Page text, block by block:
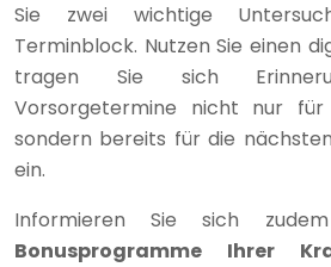
Sie zwei wichtige
Terminblock. Nutzen Sie einen
tragen Sie sich
Vorsorgetermine nicht nur
sondern bereits für die
ein.
Informieren Sie sich
Bonusprogramme Ihrer